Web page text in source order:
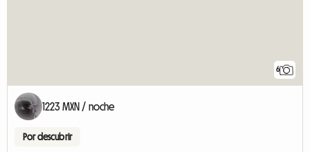
6
1223 MXN / noche
Por descubrir